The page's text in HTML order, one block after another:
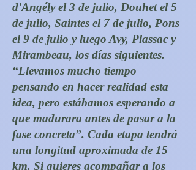
d'Angély el 3 de julio, Douhet el 5
de julio, Saintes el 7 de julio, Pons
el 9 de julio y luego Avy, Plassac y
Mirambeau, los días siguientes.
“Llevamos mucho tiempo
pensando en hacer realidad esta
idea, pero estábamos esperando a
que madurara antes de pasar a la
fase concreta”. Cada etapa tendrá
una longitud aproximada de 15
km. Si quieres acompañar a los